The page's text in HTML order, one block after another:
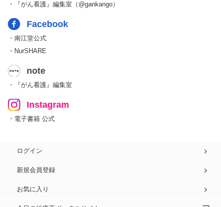
・『がん看護』編集室（@gankango）
Facebook
・南江堂公式
・NurSHARE
note
・『がん看護』編集室
Instagram
・電子書籍 公式
ログイン
新規会員登録
お気に入り